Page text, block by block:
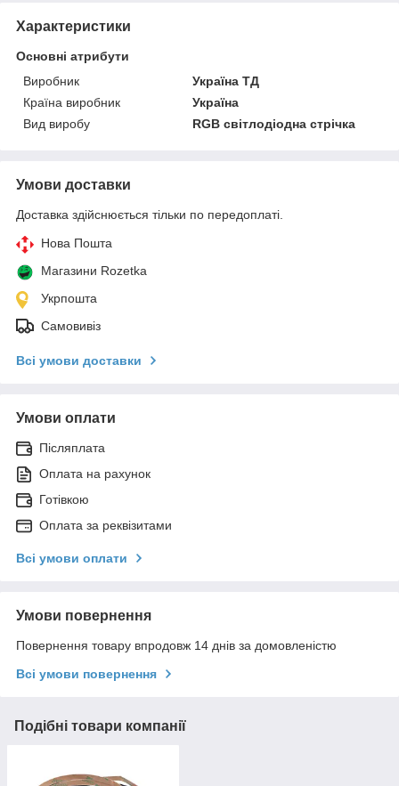
Характеристики
Основні атрибути
Виробник
Україна ТД
Країна виробник
Україна
Вид виробу
RGB світлодіодна стрічка
Умови доставки
Доставка здійснюється тільки по передоплаті.
Нова Пошта
Магазини Rozetka
Укрпошта
Самовивіз
Всі умови доставки
Умови оплати
Післяплата
Оплата на рахунок
Готівкою
Оплата за реквізитами
Всі умови оплати
Умови повернення
Повернення товару впродовж 14 днів за домовленістю
Всі умови повернення
Подібні товари компанії